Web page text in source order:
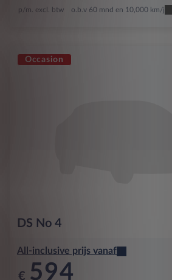
p/m. excl. btw o.b.v 60 mnd en 10,000 km/j
Occasion
DS No 4
All-inclusive prijs vanaf
€ 594